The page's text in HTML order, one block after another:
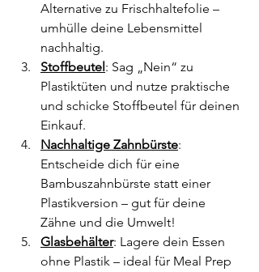
Alternative zu Frischhaltefolie –
umhülle deine Lebensmittel
nachhaltig.
Stoffbeutel: Sag „Nein“ zu
Plastiktüten und nutze praktische
und schicke Stoffbeutel für deinen
Einkauf.
Nachhaltige Zahnbürste:
Entscheide dich für eine
Bambuszahnbürste statt einer
Plastikversion – gut für deine
Zähne und die Umwelt!
Glasbehälter: Lagere dein Essen
ohne Plastik – ideal für Meal Prep